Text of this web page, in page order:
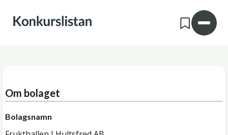
Om bolaget
Bolagsnamn